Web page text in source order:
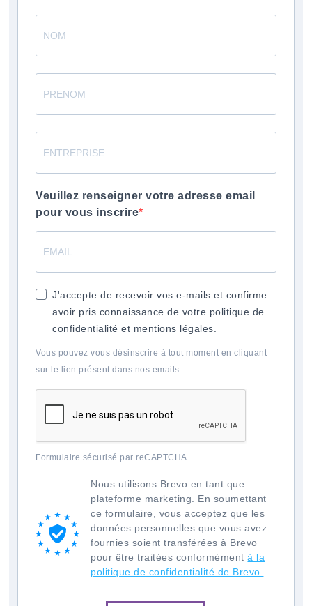
Veuillez renseigner votre adresse email
pour vous inscrire
J'accepte de recevoir vos e-mails et confirme
avoir pris connaissance de votre politique de
confidentialité et mentions légales.
Vous pouvez vous désinscrire à tout moment en cliquant
sur le lien présent dans nos emails.
Formulaire sécurisé par reCAPTCHA
Nous utilisons Brevo en tant que
plateforme marketing. En soumettant
ce formulaire, vous acceptez que les
données personnelles que vous avez
fournies soient transférées à Brevo
pour être traitées conformémentà la
politique de confidentialité de Brevo.